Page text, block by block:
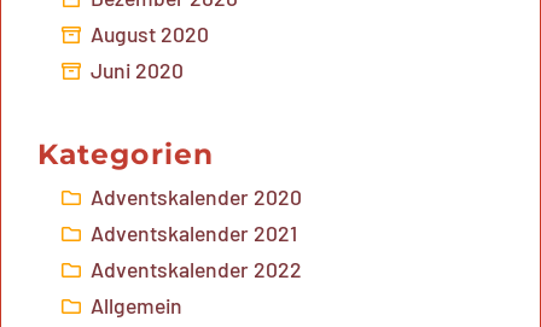
August 2020
Juni 2020
Kategorien
Adventskalender 2020
Adventskalender 2021
Adventskalender 2022
Allgemein